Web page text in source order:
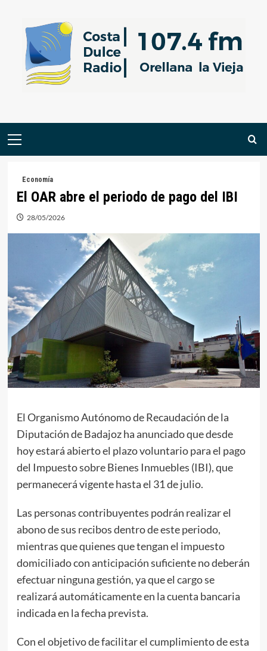
contenido
Menú
Economía
El OAR abre el periodo de pago del IBI
28/05/2026
El Organismo Autónomo de Recaudación de la
Diputación de Badajoz ha anunciado que desde
hoy estará abierto el plazo voluntario para el pago
del Impuesto sobre Bienes Inmuebles (IBI), que
permanecerá vigente hasta el 31 de julio.
Las personas contribuyentes podrán realizar el
abono de sus recibos dentro de este periodo,
mientras que quienes que tengan el impuesto
domiciliado con anticipación suficiente no deberán
efectuar ninguna gestión, ya que el cargo se
realizará automáticamente en la cuenta bancaria
indicada en la fecha prevista.
Con el objetivo de facilitar el cumplimiento de esta